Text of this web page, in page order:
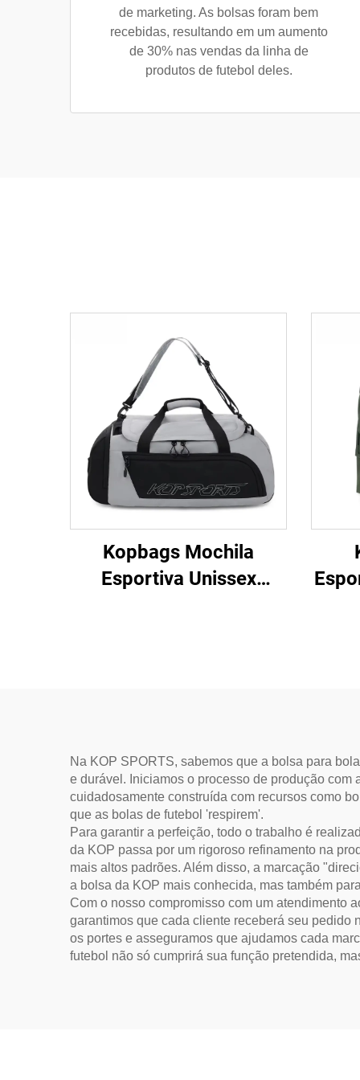
de marketing. As bolsas foram bem
recebidas, resultando em um aumento
de 30% nas vendas da linha de
produtos de futebol deles.
Kopbags Mochila
Esportiva Unissex
Na KOP SPORTS, sabemos que a bolsa para
e durável. Iniciamos o processo de produção
cuidadosamente construída com recursos como
que as bolas de futebol 'respirem'.
Para garantir a perfeição, todo o trabalho é
da KOP passa por um rigoroso refinamento na
mais altos padrões. Além disso, a marcação
a bolsa da KOP mais conhecida, mas também
Com o nosso compromisso com um atendimento
garantimos que cada cliente receberá seu pedido
os portes e asseguramos que ajudamos cada
futebol não só cumprirá sua função pretendida,